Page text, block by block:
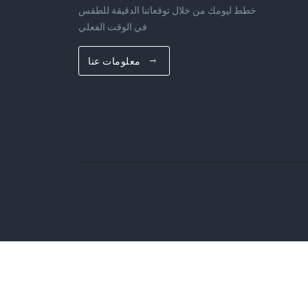
خطط ليومك من خلال توقعاتنا الدقيقة للطقس
في الوقت الفعلي